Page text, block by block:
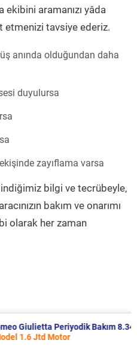
aramanızı yâda
etmenizi tavsiye ederiz.
anında olduğundan daha
duyulursa
zayıflama varsa
bilgi ve tecrübeyle,
aracınızın bakım ve onarımı
olarak her zaman
Periyodik Bakım 8.340 TL
Motor